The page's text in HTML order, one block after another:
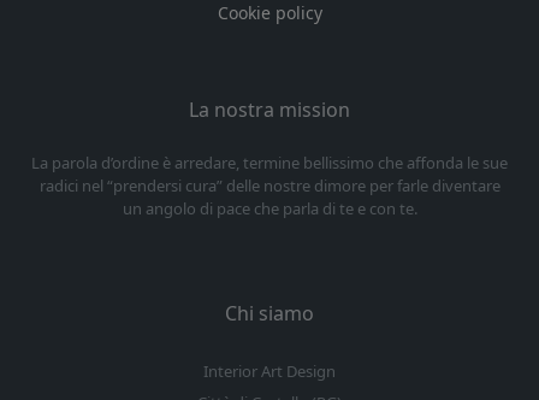
Cookie policy
La nostra mission
La parola d’ordine è arredare, termine bellissimo che affonda le sue
radici nel “prendersi cura” delle nostre dimore per farle diventare
un angolo di pace che parla di te e con te.
Chi siamo
Interior Art Design